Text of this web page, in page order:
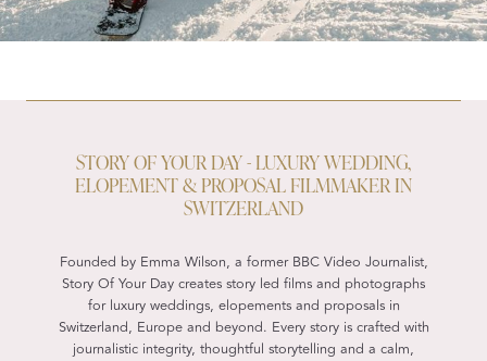
STORY OF YOUR DAY - LUXURY WEDDING,
ELOPEMENT & PROPOSAL FILMMAKER IN
SWITZERLAND
Founded by Emma Wilson, a former BBC Video Journalist,
Story Of Your Day creates story led films and photographs
for luxury weddings, elopements and proposals in
Switzerland, Europe and beyond. Every story is crafted with
journalistic integrity, thoughtful storytelling and a calm,